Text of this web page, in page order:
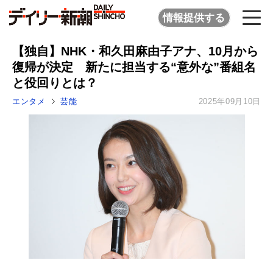
情報提供する
【独自】NHK・和久田麻由子アナ、10月から
復帰が決定 新たに担当する“意外な”番組名
と役回りとは？
エンタメ 芸能 2025年09月10日